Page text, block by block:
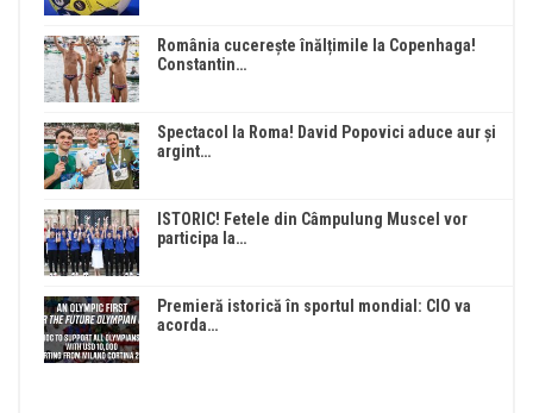
România cucerește înălțimile la Copenhaga!
Constantin…
Spectacol la Roma! David Popovici aduce aur și
argint…
ISTORIC! Fetele din Câmpulung Muscel vor
participa la…
Premieră istorică în sportul mondial: CIO va
acorda…